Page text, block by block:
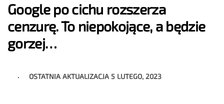
Google po cichu rozszerza
cenzurę. To niepokojące, a będzie
gorzej…
OSTATNIA AKTUALIZACJA 5 LUTEGO, 2023